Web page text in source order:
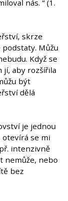
nás. “ (1.
skrze
Můžu
Když se
jí, aby rozšířila
být
dělá
je jednou
otevírá se mi
intenzivně
nemůže, nebo
bez